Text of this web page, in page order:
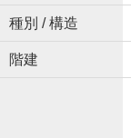
種別 / 構造
階建